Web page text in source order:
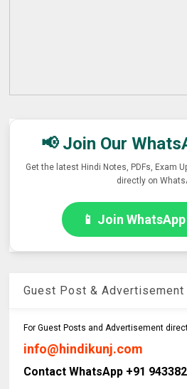
📢 Join Our
Get the latest Hindi Notes, PDFs, Exam
directly on
📱 Join WhatsApp
Guest Post & Advertisement
For Guest Posts and Advertisement
info@hindikunj.com
Contact WhatsApp +91